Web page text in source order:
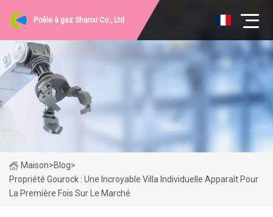
Poêle à gaz Shanxi Co., Ltd
Maison>Blog>
Propriété Gourock : Une Incroyable Villa Individuelle Apparaît Pour
La Première Fois Sur Le Marché